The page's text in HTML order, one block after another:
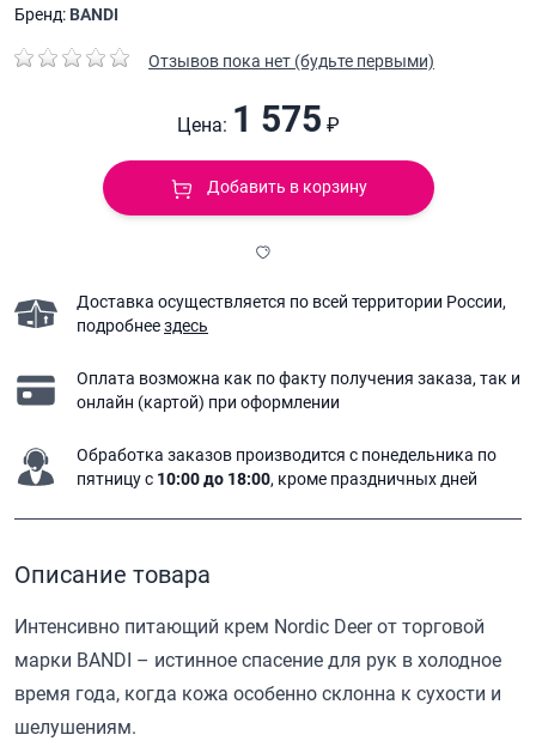
Бренд: BANDI
Отзывов пока нет (будьте первыми)
Цена: 1 575 ₽
Добавить в корзину
Доставка осуществляется по всей территории России,
подробнеездесь
Оплата возможна как по факту получения заказа, так и
онлайн (картой) при оформлении
Обработка заказов производится с понедельника по
пятницу с 10:00 до 18:00, кроме праздничных дней
Описание товара
Интенсивно питающий крем Nordic Deer от торговой
марки BANDI – истинное спасение для рук в холодное
время года, когда кожа особенно склонна к сухости и
шелушениям.